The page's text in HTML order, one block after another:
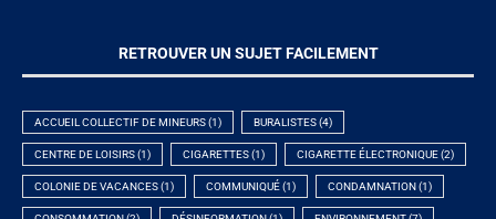
RETROUVER UN SUJET FACILEMENT
ACCUEIL COLLECTIF DE MINEURS(1) BURALISTES(4)
CENTRE DE LOISIRS(1) CIGARETTES(1) CIGARETTE ÉLECTRONIQUE(2)
COLONIE DE VACANCES(1) COMMUNIQUÉ(1) CONDAMNATION (1)